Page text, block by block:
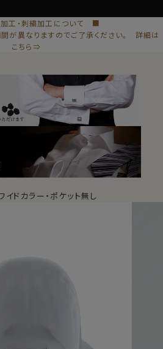
工・刺繍加工について ■
が異なりますのでご了承ください。 詳細は
こちら⇒
イドカラー・ポケット無し